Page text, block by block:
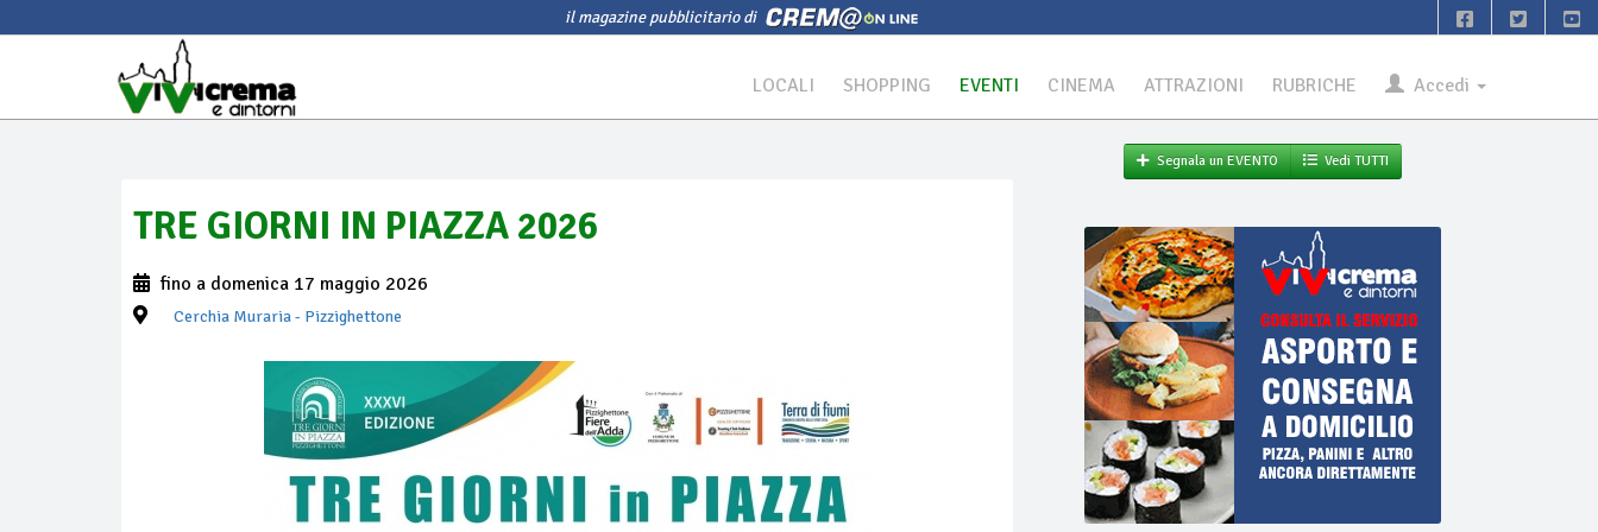
il magazine pubblicitario di
LOCALI SHOPPING EVENTI CINEMA ATTRAZIONI RUBRICHE Accedi
TRE GIORNI IN PIAZZA 2026
fino a domenica 17 maggio 2026
Cerchia Muraria- Pizzighettone
Segnala un EVENTO Vedi TUTTI